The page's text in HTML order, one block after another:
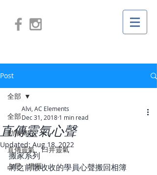
Post
全部
動物傳心
直傳靈氣、臼井靈氣
占星、塔羅
全部
直傳靈氣心聲
Alvi, AC Elements
Dec 31, 2018 1 min read
Updated: Aug 18, 2022
搬家系列
將之前散收收的學員心聲搬回相簿